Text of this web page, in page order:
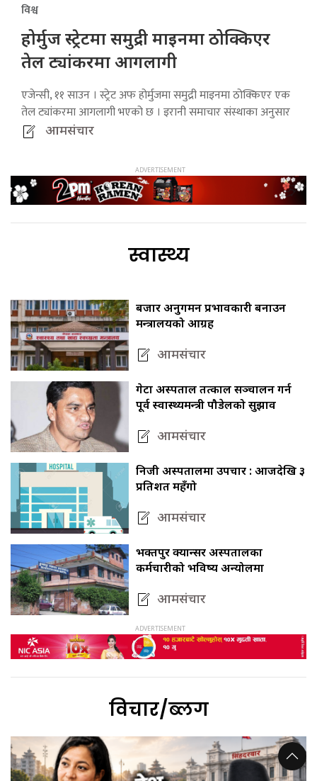
विश्व
होर्मुज स्ट्रेटमा समुद्री माइनमा ठोक्किएर
तेल ट्यांकरमा आगलागी
एजेन्सी, ११ साउन । स्ट्रेट अफ होर्मुजमा समुद्री माइनमा ठोक्किएर एक
तेल ट्यांकरमा आगलागी भएको छ । इरानी समाचार संस्थाका अनुसार
आमसंचार
स्वास्थ्य
बजार अनुगमन प्रभावकारी बनाउन
मन्त्रालयको आग्रह
आमसंचार
गेटा अस्पताल तत्काल सञ्चालन गर्न
पूर्व स्वास्थ्यमन्त्री पौडेलको सुझाव
आमसंचार
निजी अस्पतालमा उपचार : आजदेखि ३
प्रतिशत महँगो
आमसंचार
भक्तपुर क्यान्सर अस्पतालका
कर्मचारीको भविष्य अन्योलमा
आमसंचार
विचार/ब्लग